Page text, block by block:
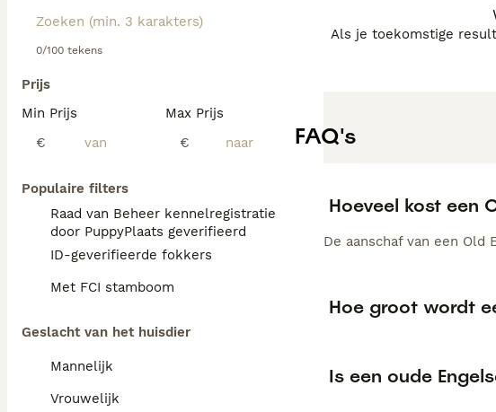
0/100 tekens
Prijs
Min Prijs
€
Max Prijs
€
Populaire filters
Raad van Beheer kennelregistratie
door PuppyPlaats geverifieerd
ID-geverifieerde fokkers
Met FCI stamboom
Geslacht van het huisdier
Mannelijk
Vrouwelijk
Als je toekomstige
FAQ's
Hoeveel kost een
De aanschaf van een
Hoe groot wordt
Is een oude